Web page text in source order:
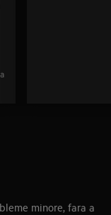
minore, fara a